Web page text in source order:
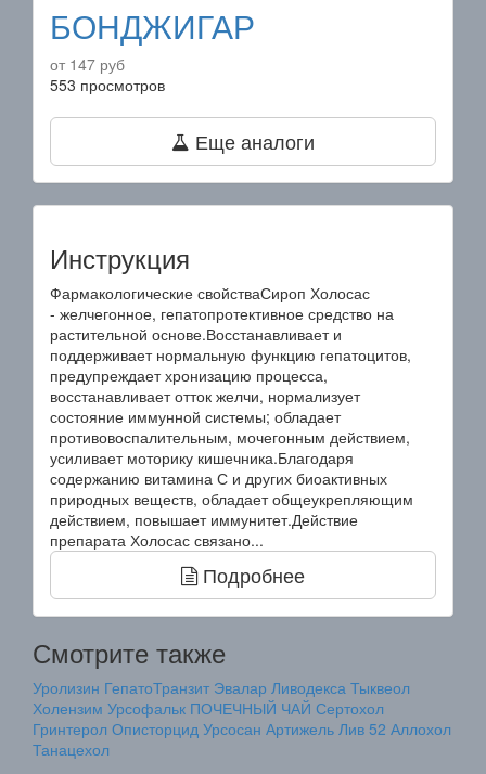
БОНДЖИГАР
от 147 руб
553 просмотров
Еще аналоги
Инструкция
Фармакологические свойстваСироп Холосас
- желчегонное, гепатопротективное средство на
растительной основе.Восстанавливает и
поддерживает нормальную функцию гепатоцитов,
предупреждает хронизацию процесса,
восстанавливает отток желчи, нормализует
состояние иммунной системы; обладает
противовоспалительным, мочегонным действием,
усиливает моторику кишечника.Благодаря
содержанию витамина С и других биоактивных
природных веществ, обладает общеукрепляющим
действием, повышает иммунитет.Действие
препарата Холосас связано...
Подробнее
Смотрите также
Уролизин ГепатоТранзит Эвалар Ливодекса Тыквеол
Холензим Урсофальк ПОЧЕЧНЫЙ ЧАЙ Сертохол
Гринтерол Описторцид Урсосан Артижель Лив 52 Аллохол
Танацехол